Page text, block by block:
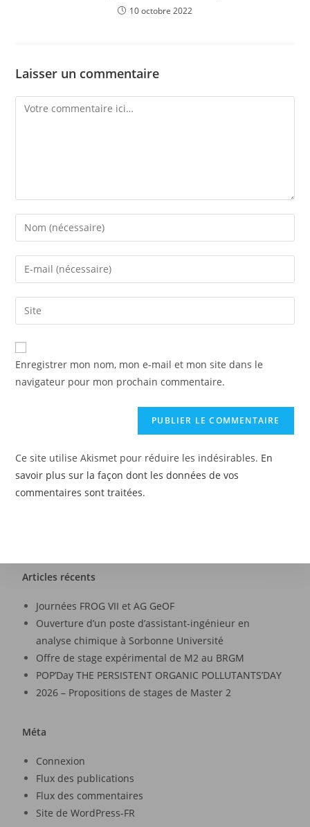
10 octobre 2022
Laisser un commentaire
Enregistrer mon nom, mon e-mail et mon site dans le
navigateur pour mon prochain commentaire.
Ce site utilise Akismet pour réduire les indésirables. En
savoir plus sur la façon dont les données de vos
commentaires sont traitées.
Articles récents
Journées FROG VII et AG GeOF
Ouverture d’un poste d’assistant-ingénieur en
analyse chimique à Sorbonne Université
Offre de stage expérimental de M2 au BRGM
POP’Day THE PERSISTENT ORGANIC POLLUTANTS’DAY
2026 – Propositions de stages de Master 2
Méta
Connexion
Flux des publications
Flux des commentaires
Site de WordPress-FR